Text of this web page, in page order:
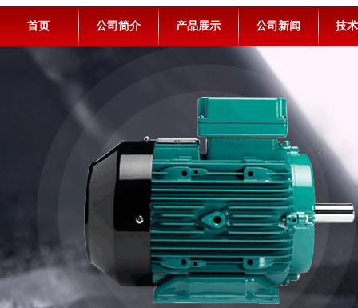
首页 公司简介 产品展示 公司新闻 技